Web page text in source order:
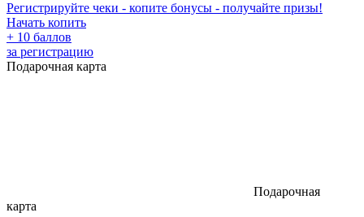
Регистрируйте чеки - копите бонусы - получайте призы!
Начать копить
+ 10 баллов
за регистрацию
Подарочная карта
Подарочная
карта